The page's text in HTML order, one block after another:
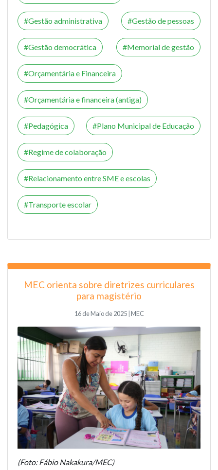
Gestão administrativa Gestão de pessoas
Gestão democrática Memorial de gestão
Orçamentária e Financeira
Orçamentária e financeira (antiga)
Pedagógica Plano Municipal de Educação
Regime de colaboração
Relacionamento entre SME e escolas
Transporte escolar
MEC orienta sobre diretrizes curriculares
para magistério
16 de Maio de 2025 | MEC
(Foto: Fábio Nakakura/MEC)